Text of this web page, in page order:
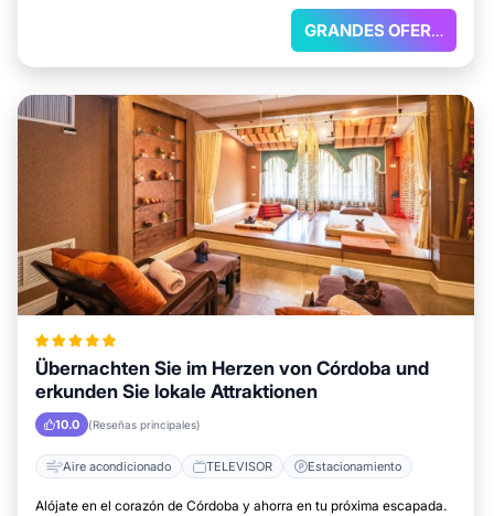
GRANDES OFERTAS
Übernachten Sie im Herzen von Córdoba und
erkunden Sie lokale Attraktionen
10.0 (Reseñas principales)
Aire acondicionado TELEVISOR Estacionamiento
Alójate en el corazón de Córdoba y ahorra en tu próxima escapada.